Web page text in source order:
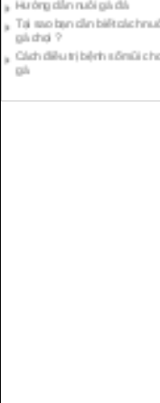
Tại sao bạn cần biết cách nuôi
gà chọi ?
Cách điều trị bệnh sổ mũi cho
gà